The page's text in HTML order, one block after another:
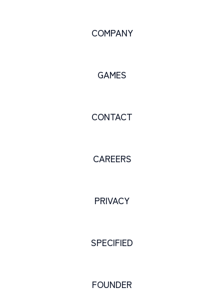
COMPANY
GAMES
CONTACT
CAREERS
PRIVACY
SPECIFIED
FOUNDER